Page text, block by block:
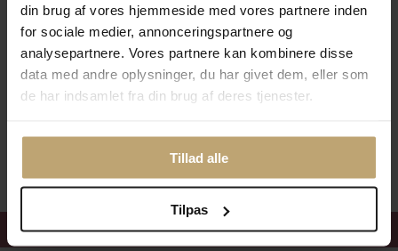
din brug af vores hjemmeside med vores partnere inden
for sociale medier, annonceringspartnere og
analysepartnere. Vores partnere kan kombinere disse
data med andre oplysninger, du har givet dem, eller som
de har indsamlet fra din brug af deres tjenester.
Tillad alle
Tilpas
Betalingsmuligheder
Få 15%velkomstrabat